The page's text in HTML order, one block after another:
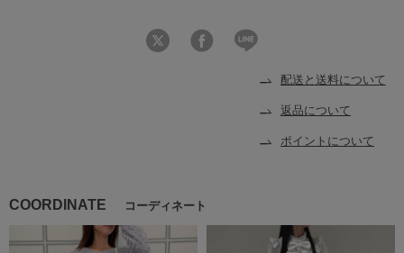
配送と送料について
返品について
ポイントについて
COORDINATE コーディネート